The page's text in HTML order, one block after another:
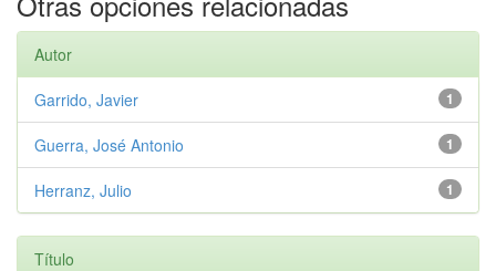
Autor
1
Garrido, Javier
1
Guerra, José Antonio
1
Herranz, Julio
Título